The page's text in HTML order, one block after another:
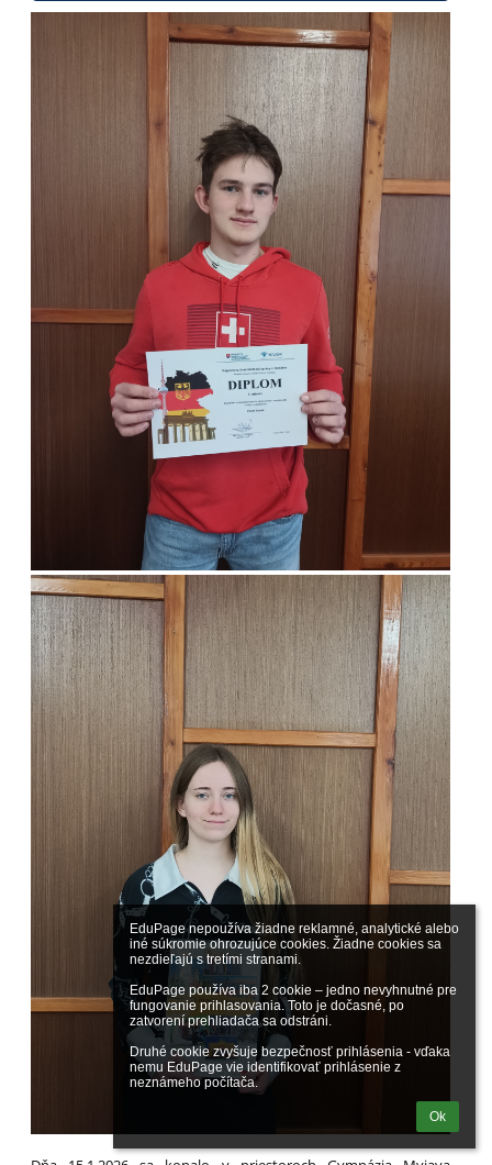
EduPage nepoužíva žiadne reklamné, analytické alebo
iné súkromie ohrozujúce cookies. Žiadne cookies sa
nezdieľajú s tretími stranami.
EduPage používa iba 2 cookie – jedno nevyhnutné pre
fungovanie prihlasovania. Toto je dočasné, po
zatvorení prehliadača sa odstráni.
Druhé cookie zvyšuje bezpečnosť prihlásenia - vďaka
nemu EduPage vie identifikovať prihlásenie z
neznámeho počítača.
Ok